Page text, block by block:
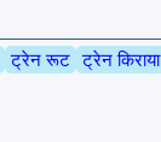
ट्रेन रूट ट्रेन किराया